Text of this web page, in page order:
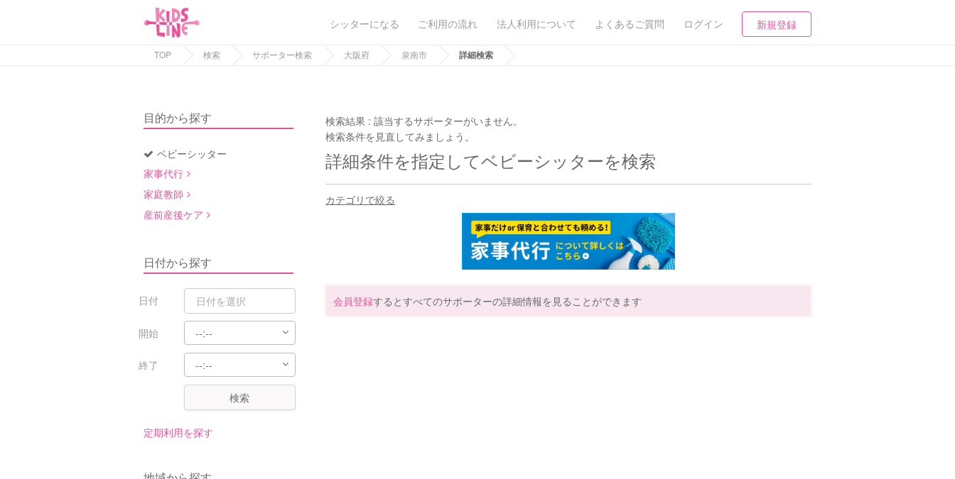
シッターになる ご利用の流れ 法人利用について よくあるご質問 ログイン 新規登録
TOP 検索 サポーター検索 大阪府 泉南市 詳細検索
目的から探す
ベビーシッター
家事代行
家庭教師
産前産後ケア
日付から探す
日付
開始
終了
検索
定期利用を探す
検索結果 :該当するサポーターがいません。
検索条件を見直してみましょう。
詳細条件を指定してベビーシッターを検索
カテゴリで絞る
会員登録するとすべてのサポーターの詳細情報を見ることができます